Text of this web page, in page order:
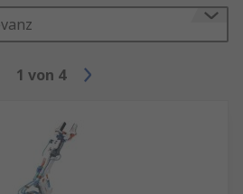
für Ihren Bedarf wie
Roboterarme
zum umfassenden
1 von 4